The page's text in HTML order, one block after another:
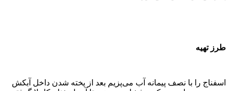
طرز تهیه
اسفناج را با نصف پیمانه آب می‌‌پزیم بعد از پخته شدن داخل آبکش